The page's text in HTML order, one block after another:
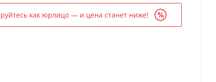
как юрлицо — и цена станет ниже!